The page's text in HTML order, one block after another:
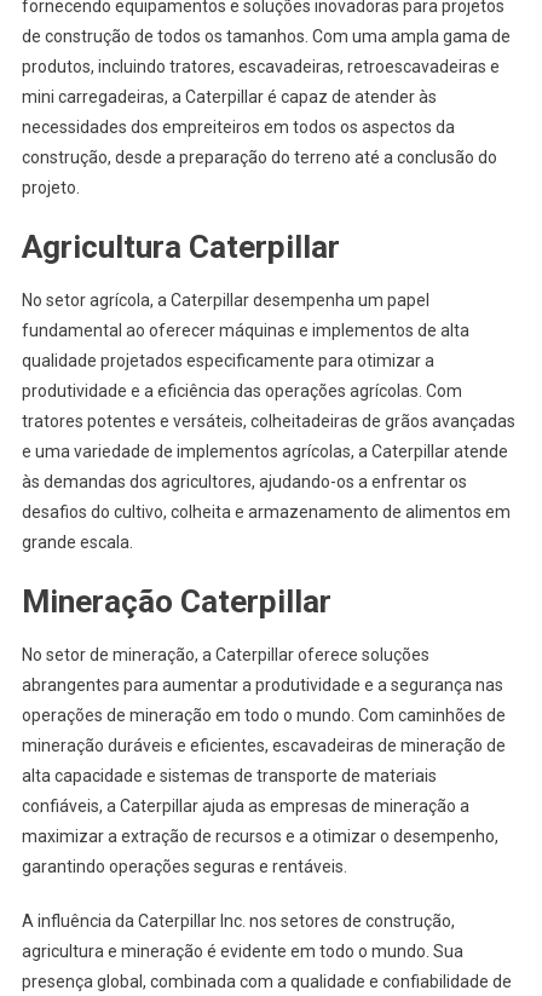
fornecendo equipamentos e soluções inovadoras para projetos
de construção de todos os tamanhos. Com uma ampla gama de
produtos, incluindo tratores, escavadeiras, retroescavadeiras e
mini carregadeiras, a Caterpillar é capaz de atender às
necessidades dos empreiteiros em todos os aspectos da
construção, desde a preparação do terreno até a conclusão do
projeto.
Agricultura Caterpillar
No setor agrícola, a Caterpillar desempenha um papel
fundamental ao oferecer máquinas e implementos de alta
qualidade projetados especificamente para otimizar a
produtividade e a eficiência das operações agrícolas. Com
tratores potentes e versáteis, colheitadeiras de grãos avançadas
e uma variedade de implementos agrícolas, a Caterpillar atende
às demandas dos agricultores, ajudando-os a enfrentar os
desafios do cultivo, colheita e armazenamento de alimentos em
grande escala.
Mineração Caterpillar
No setor de mineração, a Caterpillar oferece soluções
abrangentes para aumentar a produtividade e a segurança nas
operações de mineração em todo o mundo. Com caminhões de
mineração duráveis e eficientes, escavadeiras de mineração de
alta capacidade e sistemas de transporte de materiais
confiáveis, a Caterpillar ajuda as empresas de mineração a
maximizar a extração de recursos e a otimizar o desempenho,
garantindo operações seguras e rentáveis.
A influência da Caterpillar Inc. nos setores de construção,
agricultura e mineração é evidente em todo o mundo. Sua
presença global, combinada com a qualidade e confiabilidade de